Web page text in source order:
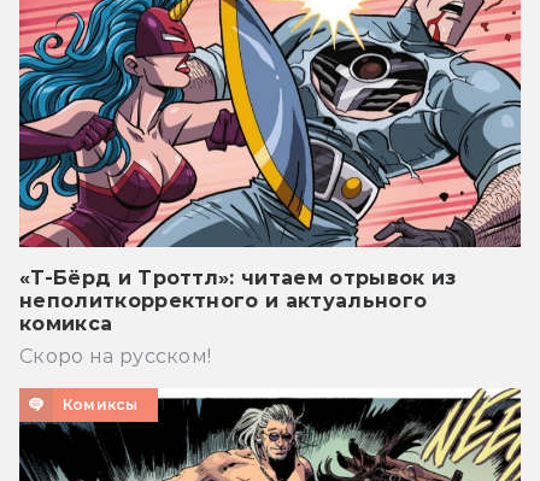
«Т-Бёрд и Троттл»: читаем отрывок из
неполиткорректного и актуального
комикса
Скоро на русском!
Комиксы